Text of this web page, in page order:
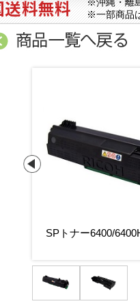
※一部商品
SPトナー6400/